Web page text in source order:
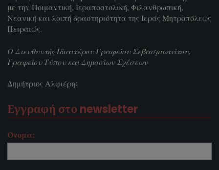
με την Ποιμαντική, Ιεραποστολική, Φιλανθρωπική,
Νεανική και λοιπή δραστηριότητα της Ιεράς Μητροπόλεως
Πειραιώς.
Ο Διευθυντής Ιδιαιτέρου Γραφείου Σεβασμιωτάτου,
Γραφείου Τύπου και Δημοσίων Σχέσεων
Δημήτριος Αλφιέρης
Εγγραφή στο newsletter
Όνομα: